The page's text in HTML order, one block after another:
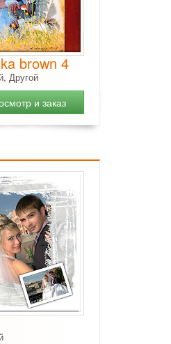
brown 4
Другой
и заказ